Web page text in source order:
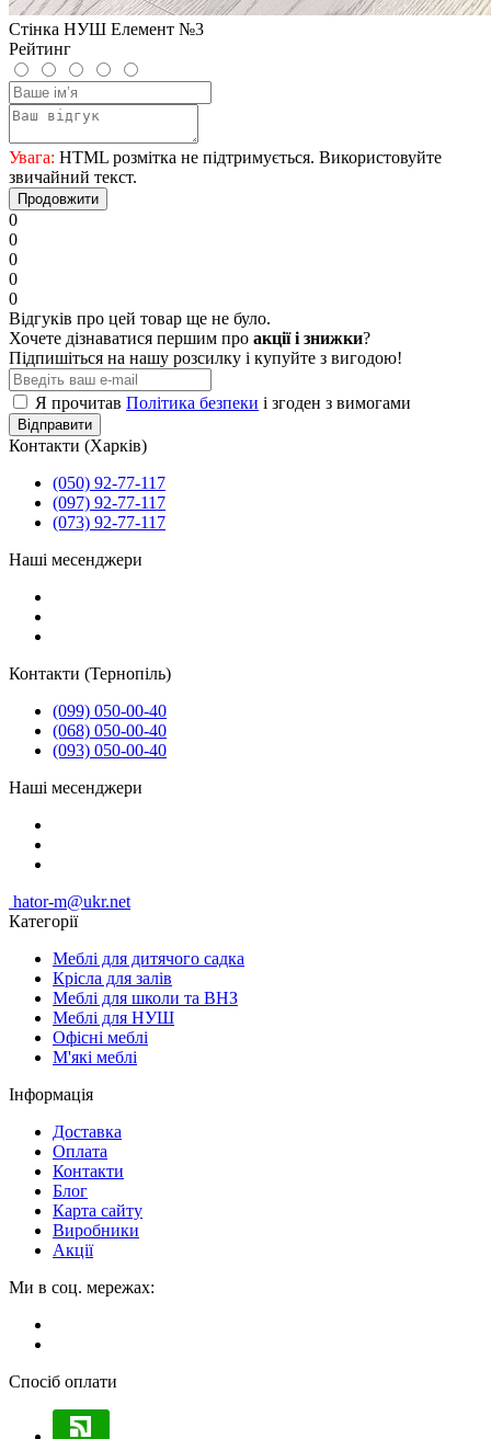
Стінка НУШ Елемент №3
Рейтинг
Увага: HTML розмітка не підтримується. Використовуйте
звичайний текст.
Продовжити
0
0
0
0
0
Відгуків про цей товар ще не було.
Хочете дізнаватися першим про акції і знижки?
Підпишіться на нашу розсилку і купуйте з вигодою!
Я прочитав Політика безпеки і згоден з вимогами
Відправити
Контакти (Харків)
(050) 92-77-117
(097) 92-77-117
(073) 92-77-117
Наші месенджери
Контакти (Тернопіль)
(099) 050-00-40
(068) 050-00-40
(093) 050-00-40
Наші месенджери
hator-m@ukr.net
Категорії
Меблі для дитячого садка
Крісла для залів
Меблі для школи та ВНЗ
Меблі для НУШ
Офісні меблі
М'які меблі
Інформація
Доставка
Оплата
Контакти
Блог
Карта сайту
Виробники
Акції
Ми в соц. мережах:
Спосіб оплати